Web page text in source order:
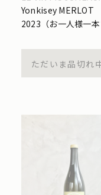
Yonkisey MERLOT
2023（お一人様一本
ただいま品切れ